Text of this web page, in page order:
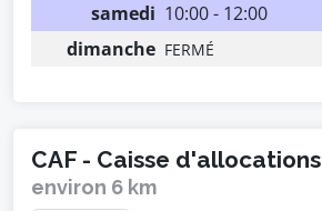
samedi 10:00 - 12:00
dimanche FERMÉ
CAF - Caisse
environ 6 km